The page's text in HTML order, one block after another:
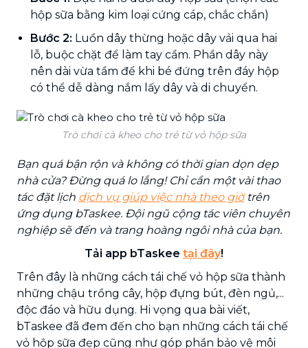
hộp sữa bằng kim loại cứng cáp, chắc chắn)
Bước 2: Luồn dây thừng hoặc dây vải qua hai
lỗ, buộc chặt để làm tay cầm. Phần dây này
nên dài vừa tầm để khi bé đứng trên đáy hộp
có thể dễ dàng nắm lấy dây và di chuyển.
Trò chơi cà kheo cho trẻ từ vỏ hộp sữa
Bạn quá bận rộn và không có thời gian dọn dẹp
nhà cửa? Đừng quá lo lắng! Chỉ cần một vài thao
tác đặt lịch dịch vụ giúp việc nhà theo giờtrên
ứng dụng bTaskee. Đội ngũ cộng tác viên chuyên
nghiệp sẽ đến và trang hoàng ngôi nhà của bạn.
Tải app bTaskee tại đây!
Trên đây là những cách tái chế vỏ hộp sữa thành
những chậu trồng cây, hộp đựng bút, đèn ngủ,...
độc đáo và hữu dụng. Hi vọng qua bài viết,
bTaskee đã đem đến cho bạn những cách tái chế
vỏ hộp sữa đẹp cũng như góp phần bảo vệ môi